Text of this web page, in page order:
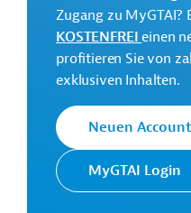
Europäische
Investitionsbank
(EIB)
Die
die
Zugang zu MyGTAI?
KOSTENFREIeinen
profitieren Sie von
exklusiven Inhalten.
Neuen
MyGTAI Login